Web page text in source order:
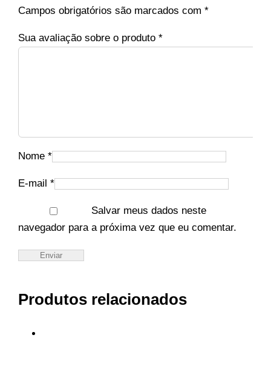
Campos obrigatórios são marcados com *
Sua avaliação sobre o produto *
Nome *
E-mail *
Salvar meus dados neste
navegador para a próxima vez que eu comentar.
Produtos relacionados